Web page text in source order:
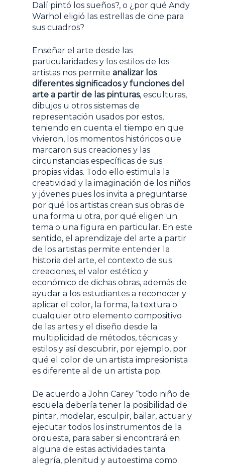
Dalí pintó los sueños?, o ¿por qué Andy
Warhol eligió las estrellas de cine para
sus cuadros?
Enseñar el arte desde las
particularidades y los estilos de los
artistas nos permite analizar los
diferentes significados y funciones del
arte a partir de las pinturas, esculturas,
dibujos u otros sistemas de
representación usados por estos,
teniendo en cuenta el tiempo en que
vivieron, los momentos históricos que
marcaron sus creaciones y las
circunstancias específicas de sus
propias vidas. Todo ello estimula la
creatividad y la imaginación de los niños
y jóvenes pues los invita a preguntarse
por qué los artistas crean sus obras de
una forma u otra, por qué eligen un
tema o una figura en particular. En este
sentido, el aprendizaje del arte a partir
de los artistas permite entender la
historia del arte, el contexto de sus
creaciones, el valor estético y
económico de dichas obras, además de
ayudar a los estudiantes a reconocer y
aplicar el color, la forma, la textura o
cualquier otro elemento compositivo
de las artes y el diseño desde la
multiplicidad de métodos, técnicas y
estilos y así descubrir, por ejemplo, por
qué el color de un artista impresionista
es diferente al de un artista pop.
De acuerdo a John Carey “todo niño de
escuela debería tener la posibilidad de
pintar, modelar, esculpir, bailar, actuar y
ejecutar todos los instrumentos de la
orquesta, para saber si encontrará en
alguna de estas actividades tanta
alegría, plenitud y autoestima como